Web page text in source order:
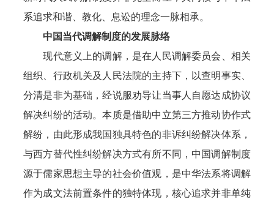
系追求和谐、教化、息讼的理念一脉相承。
中国当代调解制度的发展脉络
现代意义上的调解，是在人民调解委员会、相关
组织、行政机关及人民法院的主持下，以查明事实、
分清是非为基础，经说服劝导让当事人自愿达成协议
解决纠纷的活动。本质是借助中立第三方推动协作式
解纷，由此形成我国独具特色的非诉纠纷解决体系，
与西方替代性纠纷解决方式有所不同，中国调解制度
源于儒家思想主导的社会价值观，是中华法系将调解
作为成文法前置条件的独特体现，核心追求并非单纯